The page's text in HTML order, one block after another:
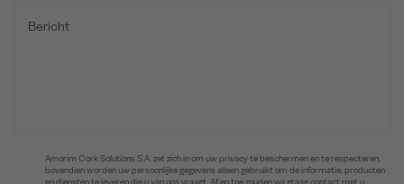
Amorim Cork Solutions S.A. zet zich in om uw privacy te beschermen en te respecteren,
bovendien worden uw persoonlijke gegevens alleen gebruikt om de informatie, producten